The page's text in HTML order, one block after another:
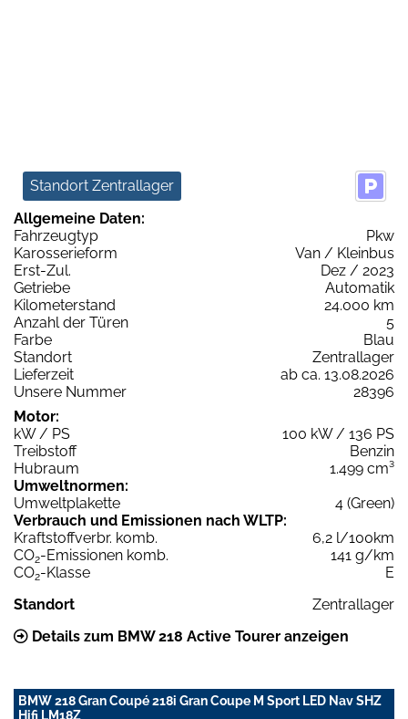
Standort Zentrallager
Allgemeine Daten:
Fahrzeugtyp
Pkw
Karosserieform
Van / Kleinbus
Erst-Zul.
Dez / 2023
Getriebe
Automatik
Kilometerstand
24.000 km
Anzahl der Türen
5
Farbe
Blau
Standort
Zentrallager
Lieferzeit
ab ca. 13.08.2026
Unsere Nummer
28396
Motor:
kW / PS
100 kW / 136 PS
Treibstoff
Benzin
Hubraum
1.499 cm³
Umweltnormen:
Umweltplakette
4 (Green)
Verbrauch und Emissionen nach WLTP:
Kraftstoffverbr. komb.
6,2 l/100km
CO2-Emissionen komb.
141 g/km
CO2-Klasse
E
Standort
Zentrallager
Details zum BMW 218 Active Tourer anzeigen
BMW 218 Gran Coupé 218i Gran Coupe M Sport LED Nav SHZ
Hifi LM18Z